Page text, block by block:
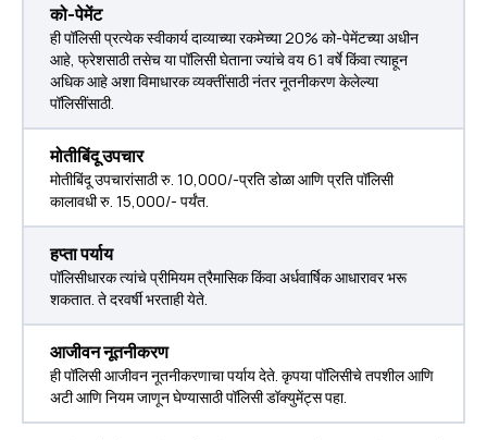
को-पेमेंट
ही पॉलिसी प्रत्येक स्वीकार्य दाव्याच्या रकमेच्या 20% को-पेमेंटच्या अधीन
आहे, फ्रेशसाठी तसेच या पॉलिसी घेताना ज्यांचे वय 61 वर्षे किंवा त्याहून
अधिक आहे अशा विमाधारक व्यक्तींसाठी नंतर नूतनीकरण केलेल्या
पॉलिसींसाठी.
मोतीबिंदू उपचार
मोतीबिंदू उपचारांसाठी रु. 10,000/-प्रति डोळा आणि प्रति पॉलिसी
कालावधी रु. 15,000/- पर्यंत.
हप्ता पर्याय
पॉलिसीधारक त्यांचे प्रीमियम त्रैमासिक किंवा अर्धवार्षिक आधारावर भरू
शकतात. ते दरवर्षी भरताही येते.
आजीवन नूतनीकरण
ही पॉलिसी आजीवन नूतनीकरणाचा पर्याय देते. कृपया पॉलिसीचे तपशील आणि
अटी आणि नियम जाणून घेण्यासाठी पॉलिसी डॉक्युमेंट्स पहा.